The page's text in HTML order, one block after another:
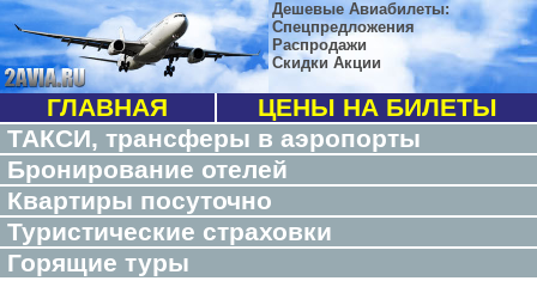
Дешевые Авиабилеты:
Спецпредложения
Распродажи
Скидки Акции
ГЛАВНАЯ
ЦЕНЫ НА БИЛЕТЫ
ТАКСИ, трансферы в аэропорты
Бронирование отелей
Квартиры посуточно
Туристические страховки
Горящие туры